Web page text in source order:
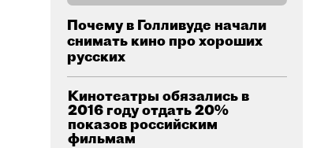
Почему в Голливуде начали
снимать кино про хороших
русских
Кинотеатры обязались в
2016 году отдать 20%
показов российским
фильмам